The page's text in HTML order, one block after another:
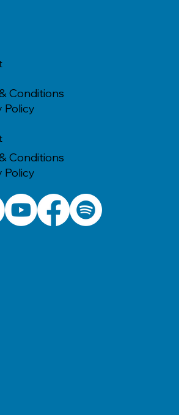
Conditions
Policy
Conditions
Policy